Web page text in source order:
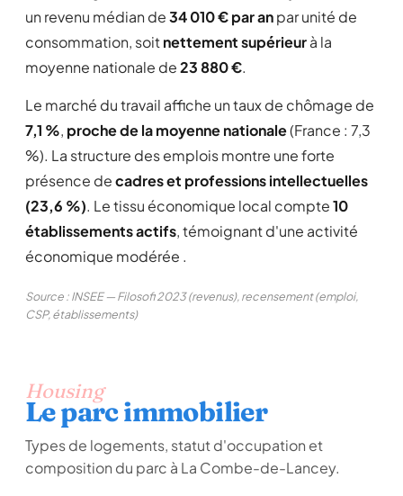
un revenu médian de34 010 € par anpar unité de
consommation, soitnettement supérieurà la
moyenne nationale de23 880 €.
Le marché du travail affiche un taux de chômage de
7,1 %, proche de la moyenne nationale(France : 7,3
%). La structure des emplois montre une forte
présence decadres et professions intellectuelles
(23,6 %). Le tissu économique local compte10
établissements actifs, témoignant d'une activité
économique modérée .
Source : INSEE — Filosofi 2023 (revenus), recensement (emploi,
CSP, établissements)
Housing
Le parc immobilier
Types de logements, statut d'occupation et
composition du parc à La Combe-de-Lancey.